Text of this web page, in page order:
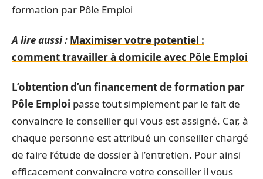
formation par Pôle Emploi
A lire aussi : Maximiser votre potentiel :
comment travailler à domicile avec Pôle Emploi
L’obtention d’un financement de formation par
Pôle Emploi passe tout simplement par le fait de
convaincre le conseiller qui vous est assigné. Car, à
chaque personne est attribué un conseiller chargé
de faire l’étude de dossier à l’entretien. Pour ainsi
efficacement convaincre votre conseiller il vous